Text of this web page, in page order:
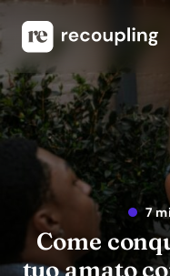
7
Come
tuo amato